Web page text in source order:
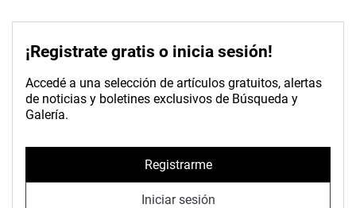
¡Registrate gratis o inicia sesión!
Accedé a una selección de artículos gratuitos, alertas
de noticias y boletines exclusivos de Búsqueda y
Galería.
Registrarme
Iniciar sesión